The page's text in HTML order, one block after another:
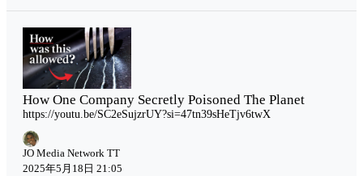
How One Company Secretly Poisoned The Planet
https://youtu.be/SC2eSujzrUY?si=47tn39sHeTjv6twX
JO Media Network TT
2025年5月18日 21:05